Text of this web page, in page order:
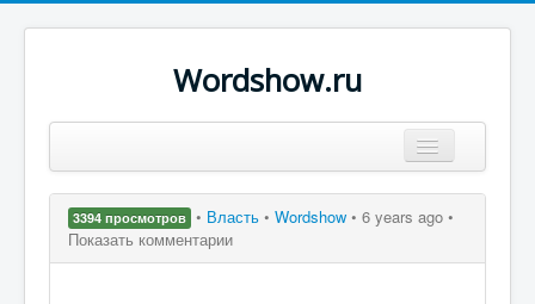
Wordshow.ru
Популярные цитаты
3394 просмотров • Власть • Wordshow • 6 years ago •
Показать комментарии